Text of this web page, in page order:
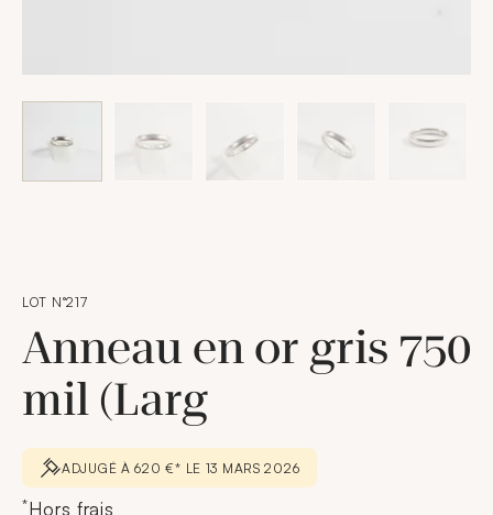
LOT N°217
Anneau en or gris 750
mil (Larg
ADJUGÉ À 620 €* LE 13 MARS 2026
*Hors frais